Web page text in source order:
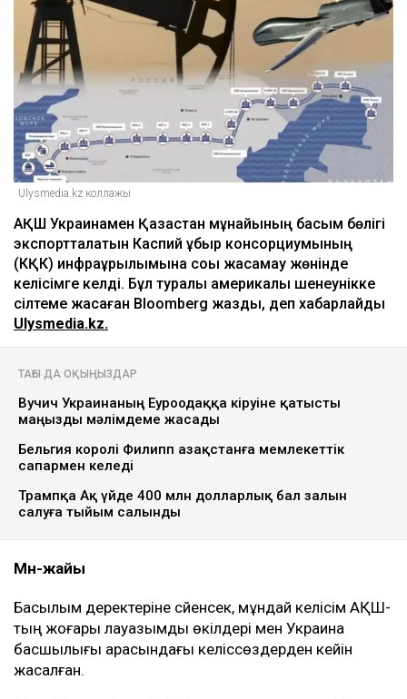
Ulysmedia.kz коллажы
АҚШ Украинамен Қазақстан мұнайының басым бөлігі
экспортталатын Каспий құбыр консорциумының
(КҚК) инфрақұрылымына соққы жасамау жөнінде
келісімге келді. Бұл туралы америкалық шенеунікке
сілтеме жасаған Bloomberg жазды, деп хабарлайды
Ulysmedia.kz.
ТАҒЫ ДА ОҚЫҢЫЗДАР
Вучич Украинаның Еуроодаққа кіруіне қатысты
маңызды мәлімдеме жасады
Бельгия королі Филипп Қазақстанға мемлекеттік
сапармен келеді
Трампқа Ақ үйде 400 млн долларлық бал залын
салуға тыйым салынды
Мән-жайы
Басылым деректеріне сүйенсек, мұндай келісім АҚШ-
тың жоғары лауазымды өкілдері мен Украина
басшылығы арасындағы келіссөздерден кейін
жасалған.